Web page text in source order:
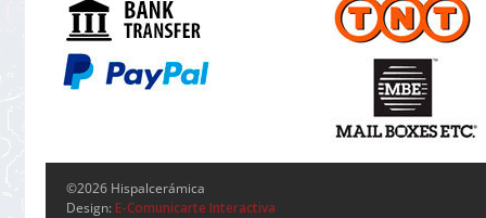
©2026 Hispalcerámica
Design: E-Comunicarte Interactiva